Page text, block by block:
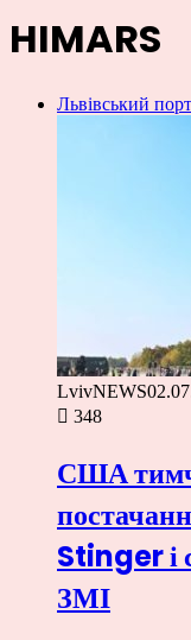
HIMARS
Львівський
LvivNEWS
348
США
Stinger і
ЗМІ